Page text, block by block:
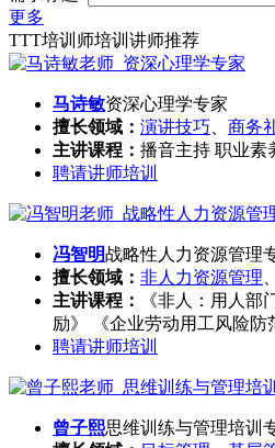
更多
TTT培训师培训讲师推荐
马诗敏资深心理学专家
擅长领域： 演讲技巧 商务
主讲课程： 播音主持 职业素
聘请讲师培训
冯智明战略性人力资源管理
擅长领域： 非人力资源管理
主讲课程：
《非人：用人
励》 《企业劳动用工风险防
聘请讲师培训
曾子熙思维训练与管理培训